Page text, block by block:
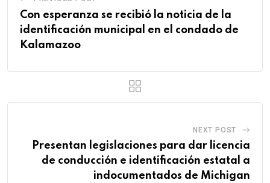
Con esperanza se recibió la noticia de la
identificación municipal en el condado de
Kalamazoo
NEXT POST
Presentan legislaciones para dar licencia
de conducción e identificación estatal a
indocumentados de Michigan